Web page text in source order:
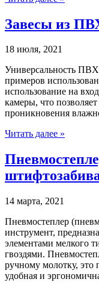
Завесы из
18 июля, 2021
Универсальность
примеров
использование на
камеры, что
проникновения
Читать далее »
14 марта, 2021
Пневмостеплер
инструмент,
элементами мелкого
гвоздями.
ручному молотку, это
удобная и